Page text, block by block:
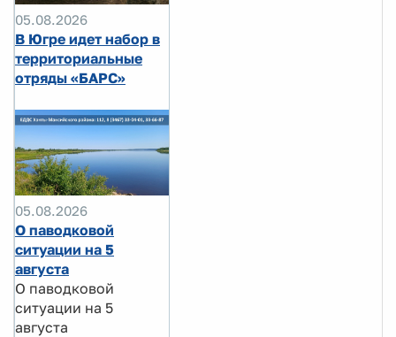
05.08.2026
В Югре идет набор в
территориальные
отряды «БАРС»
05.08.2026
О паводковой
ситуации на 5
августа
О паводковой
ситуации на 5
августа